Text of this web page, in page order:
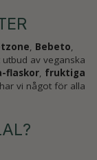
, Bebeto,
av veganska
flaskor, fruktiga
vi något för alla